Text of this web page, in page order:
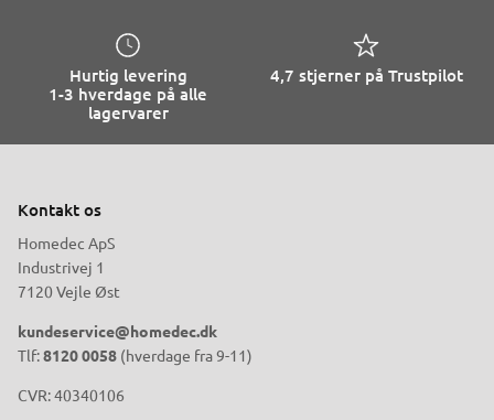
Hurtig levering
1-3 hverdage på alle
lagervarer
4,7 stjerner på Trustpilot
Kontakt os
Homedec ApS
Industrivej 1
7120 Vejle Øst
kundeservice@homedec.dk
Tlf:8120 0058 (hverdage fra 9-11)
CVR: 40340106